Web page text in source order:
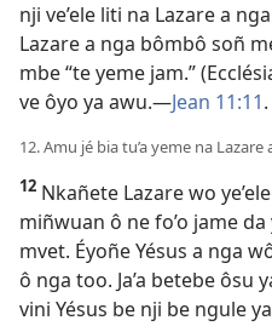
nji ve’ele liti na Lazare a
Lazare a nga bômbô soñ
mbe “te yeme jam.” (
ve ôyo ya awu.​—Jean 11:11.
12. Amu jé bia tu’a yeme na
12 Nkañete Lazare wo
miñwuan ô ne fo’o jame
mvet. Éyoñe Yésus a nga
ô nga too. Ja’a betebe ôsu
vini Yésus be nji be ngule